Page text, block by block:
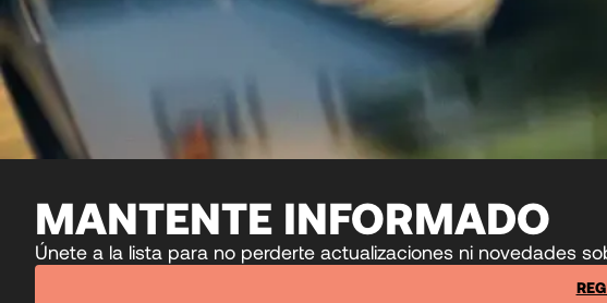
MANTENTE INFORMADO
Únete a la lista para no perderte actualizaciones ni novedades